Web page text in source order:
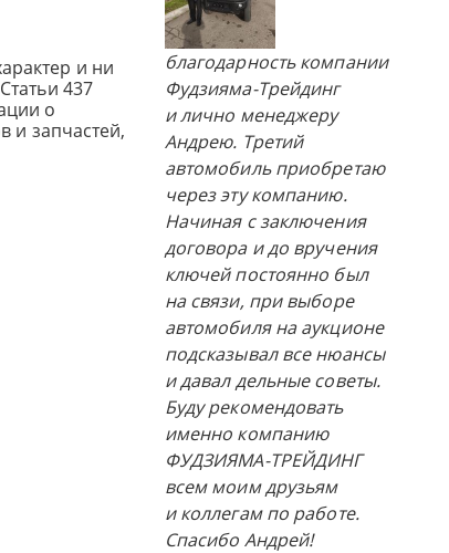
и ни
437
о
и запчастей,
благодарность компании
Фудзияма-Трейдинг
и лично менеджеру
Андрею. Третий
автомобиль приобретаю
через эту компанию.
Начиная с заключения
договора и до вручения
ключей постоянно был
на связи, при выборе
автомобиля на аукционе
подсказывал все нюансы
и давал дельные советы.
Буду рекомендовать
именно компанию
ФУДЗИЯМА-ТРЕЙДИНГ
всем моим друзьям
и коллегам по работе.
Спасибо Андрей!